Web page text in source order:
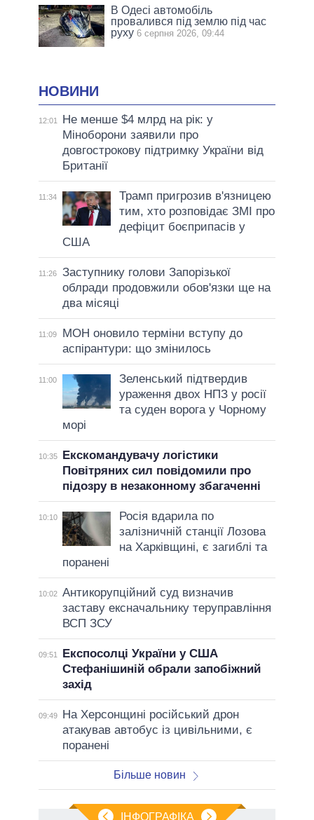
В Одесі автомобіль
провалився під землю під час
руху 6 серпня 2026, 09:44
НОВИНИ
12:01
Не менше $4 млрд на рік: у
Міноборони заявили про
довгострокову підтримку України від
Британії
11:34
Трамп пригрозив в'язницею
тим, хто розповідає ЗМІ про
дефіцит боєприпасів у
США
11:26
Заступнику голови Запорізької
облради продовжили обов'язки ще на
два місяці
11:09
МОН оновило терміни вступу до
аспірантури: що змінилось
11:00
Зеленський підтвердив
ураження двох НПЗ у росії
та суден ворога у Чорному
морі
10:35
Екскомандувачу логістики
Повітряних сил повідомили про
підозру в незаконному збагаченні
10:10
Росія вдарила по
залізничній станції Лозова
на Харківщині, є загиблі та
поранені
10:02 Антикорупційний суд визначив
заставу ексначальнику теруправління
ВСП ЗСУ
09:51
Експосолці України у США
Стефанішиній обрали запобіжний
захід
09:49
На Херсонщині російський дрон
атакував автобус із цивільними, є
поранені
Більше новин
ІНФОГРАФІКА